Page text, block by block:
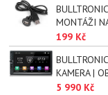
MONTÁŽI
199 Kč
KAMERA |
5 990 Kč